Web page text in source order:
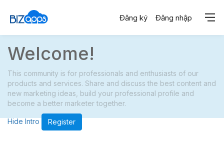
Đăng ký Đăng nhập
Welcome!
This community is for professionals and enthusiasts of our
products and services. Share and discuss the best content and
new marketing ideas, build your professional profile and
become a better marketer together.
Hide Intro Register